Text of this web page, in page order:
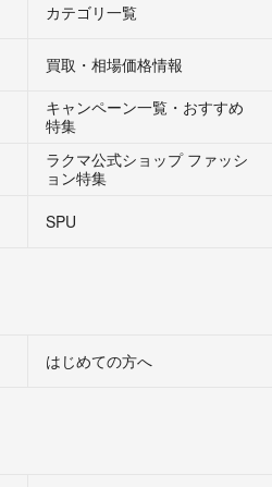
カテゴリ一覧
買取・相場価格情報
キャンペーン一覧・おすすめ
特集
ラクマ公式ショップ ファッシ
ョン特集
SPU
はじめての方へ